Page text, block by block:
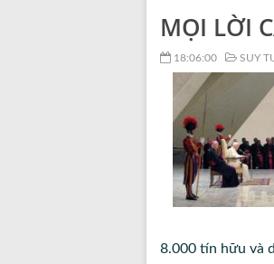
MỌI LỜI
18:06:00 SUY
8.000 tín hữu và